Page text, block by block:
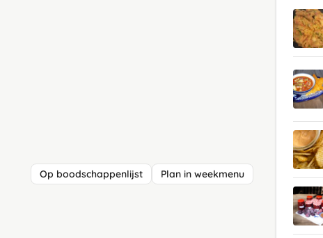
Op boodschappenlijst Plan in weekmenu